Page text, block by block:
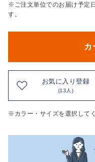
※ご注文単位でのお届け予定
す。
カ
お気に入り登録
(13人)
※カラー・サイズを選択して